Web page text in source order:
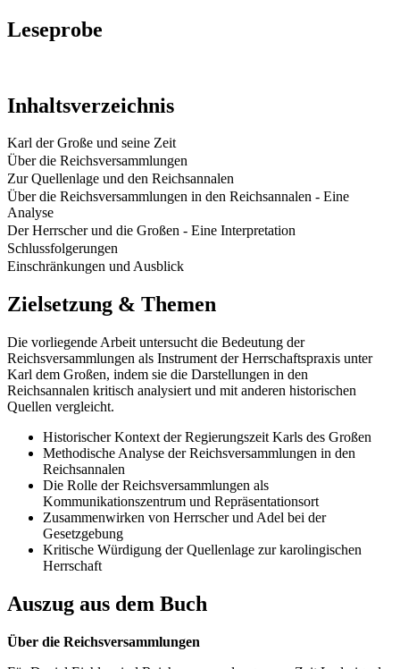
Leseprobe
Inhaltsverzeichnis
Karl der Große und seine Zeit
Über die Reichsversammlungen
Zur Quellenlage und den Reichsannalen
Über die Reichsversammlungen in den Reichsannalen - Eine
Analyse
Der Herrscher und die Großen - Eine Interpretation
Schlussfolgerungen
Einschränkungen und Ausblick
Zielsetzung & Themen
Die vorliegende Arbeit untersucht die Bedeutung der
Reichsversammlungen als Instrument der Herrschaftspraxis unter
Karl dem Großen, indem sie die Darstellungen in den
Reichsannalen kritisch analysiert und mit anderen historischen
Quellen vergleicht.
Historischer Kontext der Regierungszeit Karls des Großen
Methodische Analyse der Reichsversammlungen in den
Reichsannalen
Die Rolle der Reichsversammlungen als
Kommunikationszentrum und Repräsentationsort
Zusammenwirken von Herrscher und Adel bei der
Gesetzgebung
Kritische Würdigung der Quellenlage zur karolingischen
Herrschaft
Auszug aus dem Buch
Über die Reichsversammlungen